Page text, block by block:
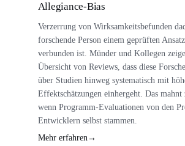
Allegiance-Bias
Verzerrung von Wirksamkeitsbefunden
forschende Person einem geprüften
verbunden ist. Münder und Kollegen
Übersicht von Reviews, dass diese
über Studien hinweg systematisch mit
Effektschätzungen einhergeht. Das mahnt
wenn Programm-Evaluationen von den
Entwicklern selbst stammen.
Mehr erfahren→